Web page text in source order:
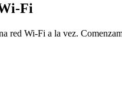
Fi
red Wi-Fi a la vez.